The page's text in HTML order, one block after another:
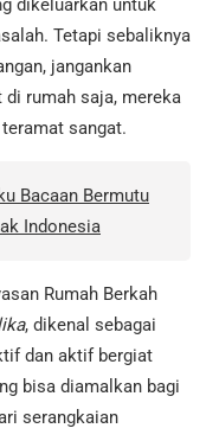
dikeluarkan untuk
Tetapi sebaliknya
jangankan
rumah saja, mereka
sangat.
Bacaan Bermutu
Indonesia
Rumah Berkah
, dikenal sebagai
dan aktif bergiat
bisa diamalkan bagi
serangkaian